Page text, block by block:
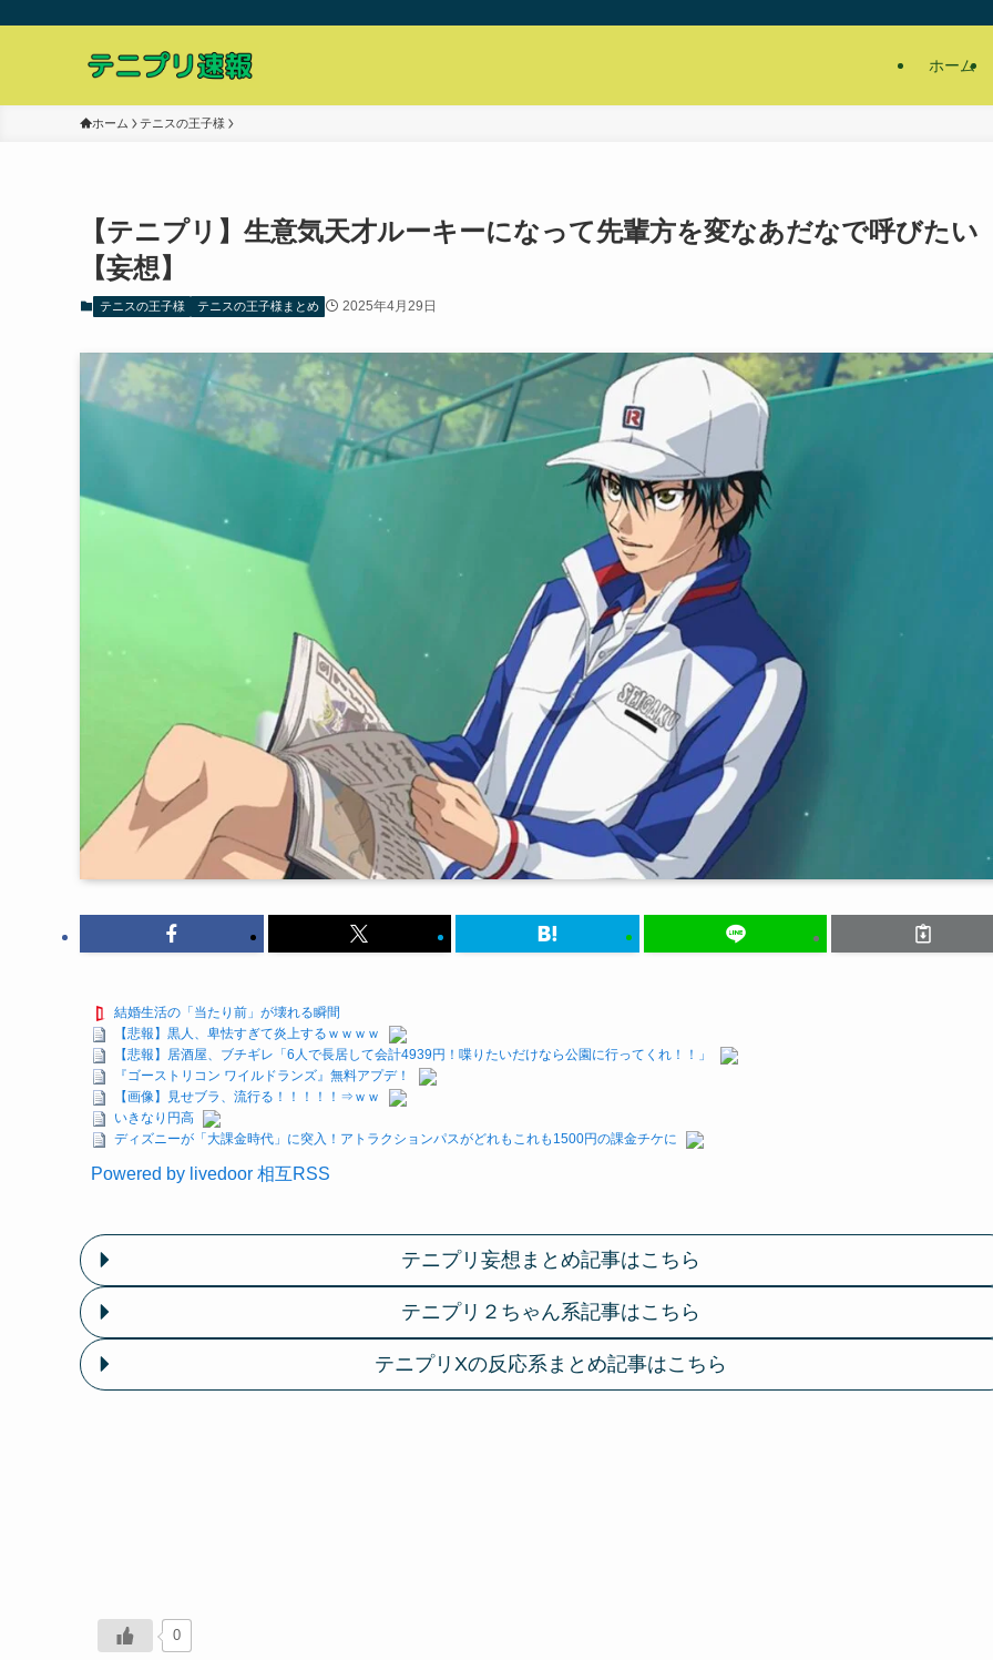
ホーム
ホーム テニスの王子様
【テニプリ】生意気天才ルーキーになって先輩方を変なあだなで呼びたい
【妄想】
テニスの王子様 テニスの王子様まとめ 2025年4月29日
結婚生活の「当たり前」が壊れる瞬間
【悲報】黒人、卑怯すぎて炎上するｗｗｗｗ
【悲報】居酒屋、ブチギレ「6人で長居して会計4939円！喋りたいだけなら公園に行ってくれ！！」
『ゴーストリコン ワイルドランズ』無料アプデ！
【画像】見せブラ、流行る！！！！！⇒ｗｗ
いきなり円高
ディズニーが「大課金時代」に突入！アトラクションパスがどれもこれも1500円の課金チケに
Powered by livedoor 相互RSS
テニプリ妄想まとめ記事はこちら
テニプリ２ちゃん系記事はこちら
テニプリXの反応系まとめ記事はこちら
0